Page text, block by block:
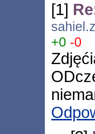
[1]
+0 -0